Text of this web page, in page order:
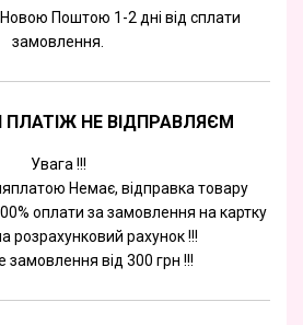
Поштою 1-2 дні від сплати
замовлення.
НЕ ВІДПРАВЛЯЄМ
Увага !!!
Немає, відправка товару
оплати за замовлення на картку
розрахунковий рахунок !!!
замовлення від 300 грн !!!